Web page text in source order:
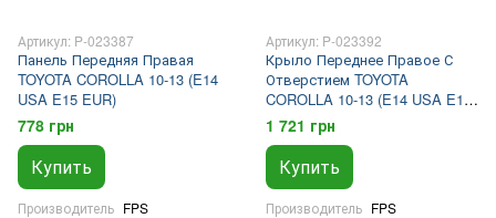
Артикул: P-023387
Панель Передняя Правая
TOYOTA COROLLA 10-13 (E14
USA E15 EUR)
778 грн
Купить
Производитель FPS
Артикул: P-023392
Крыло Переднее Правое С
Отверстием TOYOTA
COROLLA 10-13 (E14 USA E15
EUR)
1 721 грн
Купить
Производитель FPS